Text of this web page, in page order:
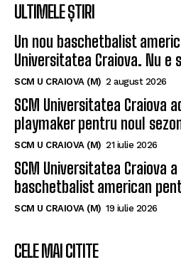
ULTIMELE ȘTIRI
Un nou baschetbalist
Universitatea Craiova. Nu e
SCM U CRAIOVA (M) 2 august 2026
SCM Universitatea Craiova
playmaker pentru noul
SCM U CRAIOVA (M) 21 iulie 2026
SCM Universitatea Craiova
baschetbalist american
SCM U CRAIOVA (M) 19 iulie 2026
CELE MAI CITITE